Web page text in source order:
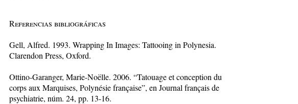
Referencias bibliográficas
Gell, Alfred. 1993. Wrapping In Images: Tattooing in Polynesia.
Clarendon Press, Oxford.
Ottino-Garanger, Marie-Noëlle. 2006. “Tatouage et conception du
corps aux Marquises, Polynésie française”, en Journal français de
psychiatrie, núm. 24, pp. 13-16.